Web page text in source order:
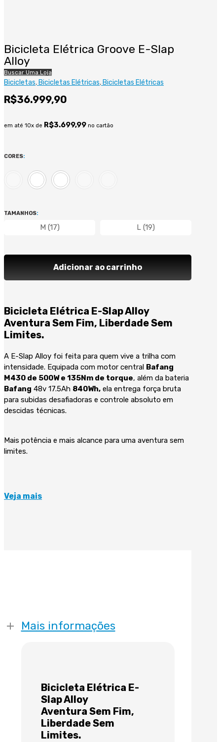
Bicicleta Elétrica Groove E-Slap
Alloy
em até 10x de R$3.699,99 no cartão
R$36.999,90
Bicicleta Elétrica E-Slap Alloy
Aventura Sem Fim, Liberdade Sem
Limites.
A E-Slap Alloy foi feita para quem vive a trilha com
intensidade. Equipada com motor central Bafang
M430 de 500W e 135Nm de torque, além da bateria
Bafang 48v 17.5Ah 840Wh, ela entrega força bruta
para subidas desafiadoras e controle absoluto em
descidas técnicas.
Mais potência e mais alcance para uma aventura sem
limites.
CORES:
TAMANHOS:
M (17) L (19)
Adicionar ao carrinho
Veja mais
Buscar Uma Loja
Bicicletas Bicicletas Elétricas Bicicletas Elétricas
Mais informações
Bicicleta Elétrica E-
Slap Alloy
Aventura Sem Fim,
Liberdade Sem
Limites.